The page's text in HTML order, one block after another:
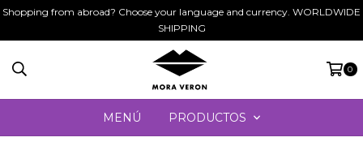
Shopping from abroad? Choose your language and currency. WORLDWIDE
SHIPPING
0
MENÚ PRODUCTOS